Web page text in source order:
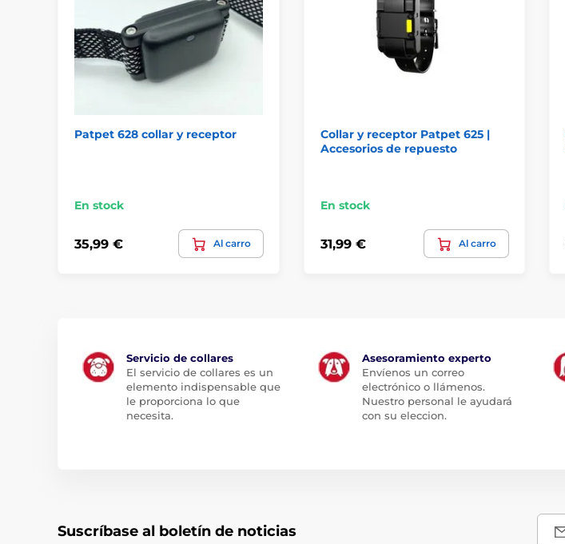
Patpet 628 collar y receptor
En stock
35,99 € Al carro
Collar y receptor Patpet 625 |
Accesorios de repuesto
En stock
31,99 € Al carro
Servicio de collares
El servicio de collares es un
elemento indispensable que
le proporciona lo que
necesita.
Asesoramiento experto
Envíenos un correo
electrónico o llámenos.
Nuestro personal le ayudará
con su eleccion.
Suscríbase al boletín de noticias